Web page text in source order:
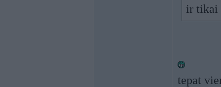
ir tikai
tepat